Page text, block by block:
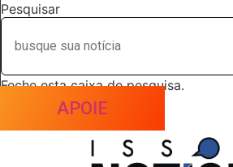
Pesquisar
Feche esta caixa de pesquisa.
APOIE